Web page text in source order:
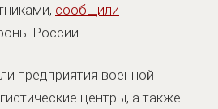
сообщили
России.
предприятия военной
центры, а также